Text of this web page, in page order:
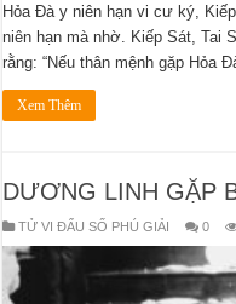
Hỏa Đà y niên hạn vi cư ký,
niên hạn mà nhờ. Kiếp Sát, Tai
rằng: “Nếu thân mệnh gặp Hỏa
Xem Thêm
DƯƠNG LINH GẶP
TỬ VI ĐẨU SỐ PHÚ GIẢI 0